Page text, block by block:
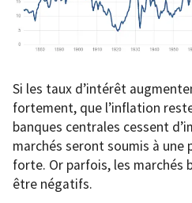
Si les taux d’intérêt
fortement, que l’inflation
banques centrales cessent
marchés seront soumis à une
forte. Or parfois, les marchés
être négatifs.